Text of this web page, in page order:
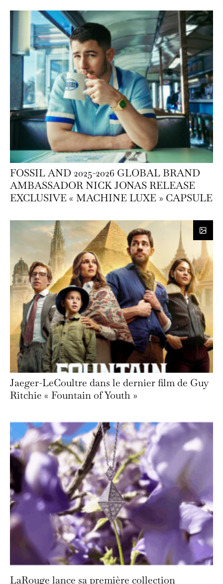
FOSSIL AND 2025-2026 GLOBAL BRAND
AMBASSADOR NICK JONAS RELEASE
EXCLUSIVE « MACHINE LUXE » CAPSULE
Jaeger-LeCoultre dans le dernier film de Guy
Ritchie « Fountain of Youth »
LaRouge lance sa première collection